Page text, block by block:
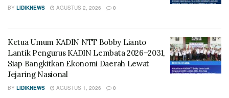
BY LIDIKNEWS AGUSTUS 2, 2026 0
Ketua Umum KADIN NTT Bobby Lianto
Lantik Pengurus KADIN Lembata 2026–2031,
Siap Bangkitkan Ekonomi Daerah Lewat
Jejaring Nasional
BY LIDIKNEWS AGUSTUS 1, 2026 0